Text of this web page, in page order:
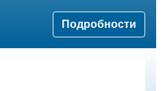
Подробности